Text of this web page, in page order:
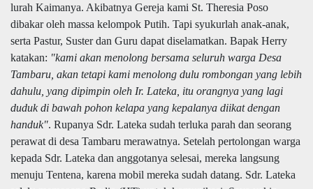
lurah Kaimanya. Akibatnya Gereja kami St. Theresia Poso
dibakar oleh massa kelompok Putih. Tapi syukurlah anak-anak,
serta Pastur, Suster dan Guru dapat diselamatkan. Bapak Herry
katakan: "kami akan menolong bersama seluruh warga Desa
Tambaru, akan tetapi kami menolong dulu rombongan yang lebih
dahulu, yang dipimpin oleh Ir. Lateka, itu orangnya yang lagi
duduk di bawah pohon kelapa yang kepalanya diikat dengan
handuk". Rupanya Sdr. Lateka sudah terluka parah dan seorang
perawat di desa Tambaru merawatnya. Setelah pertolongan warga
kepada Sdr. Lateka dan anggotanya selesai, mereka langsung
menuju Tentena, karena mobil mereka sudah datang. Sdr. Lateka